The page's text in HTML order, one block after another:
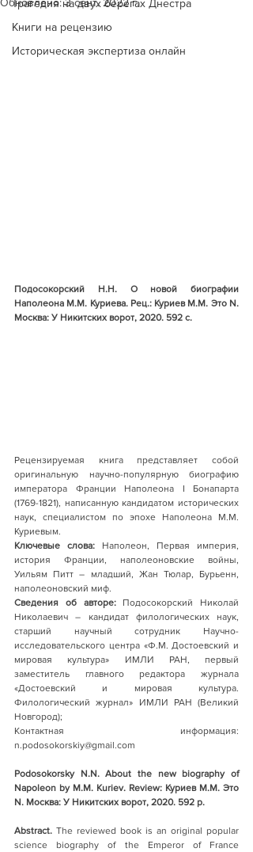
Трагедия на двух берегах Днестра
Книги на рецензию
Историческая экспертиза онлайн
Подосокорский Н.Н. О новой биографии
Наполеона М.М. Куриева. Рец.: Куриев М.М. Это N.
Москва: У Никитских ворот, 2020. 592 с.
Рецензируемая книга представляет собой
оригинальную научно-популярную биографию
императора Франции Наполеона I Бонапарта
(1769-1821), написанную кандидатом исторических
наук, специалистом по эпохе Наполеона М.М.
Куриевым.
Ключевые слова: Наполеон, Первая империя,
история Франции, наполеоновские войны,
Уильям Питт – младший, Жан Тюлар, Бурьенн,
наполеоновский миф.
Сведения об авторе: Подосокорский Николай
Николаевич – кандидат филологических наук,
старший научный сотрудник Научно-
исследовательского центра «Ф.М. Достоевский и
мировая культура» ИМЛИ РАН, первый
заместитель главного редактора журнала
«Достоевский и мировая культура.
Филологический журнал» ИМЛИ РАН (Великий
Новгород);
Контактная информация:
n.podosokorskiy@gmail.com
Podosokorsky N.N. About the new biography of
Napoleon by M.M. Kuriev. Review: Куриев М.М. Это
N. Москва: У Никитских ворот, 2020. 592 p.
Abstract. The reviewed book is an original popular
science biography of the Emperor of France